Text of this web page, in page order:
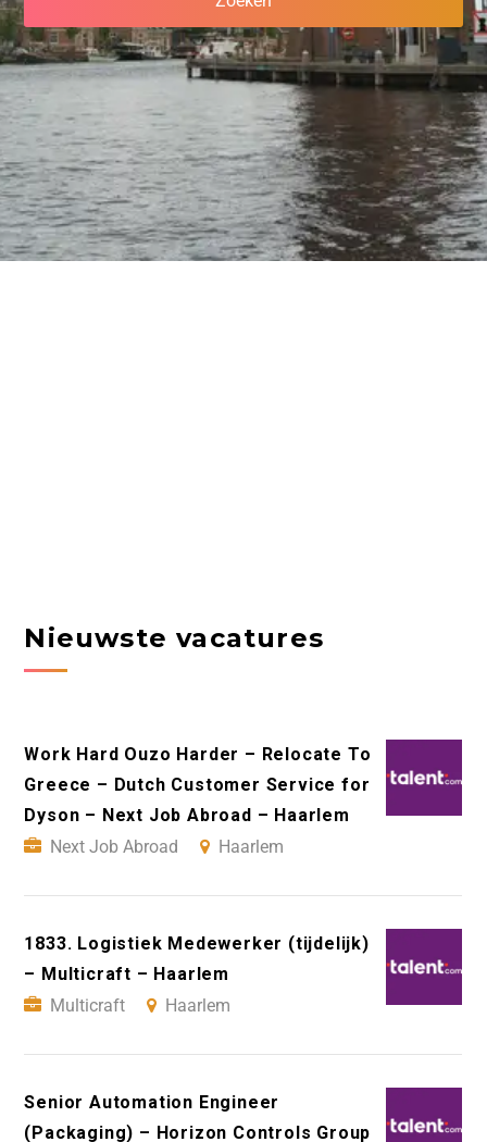
Nieuwste vacatures
Work Hard Ouzo Harder – Relocate To
Greece – Dutch Customer Service for
Dyson – Next Job Abroad – Haarlem
Next Job Abroad
Haarlem
1833. Logistiek Medewerker (tijdelijk)
– Multicraft – Haarlem
Multicraft
Haarlem
Senior Automation Engineer
(Packaging) – Horizon Controls Group